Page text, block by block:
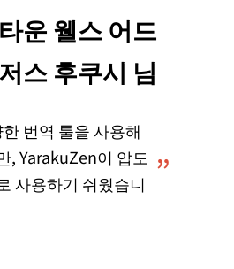
운 웰스 어드
스 후쿠시 님
번역 툴을 사용해
, YarakuZen이 압도
사용하기 쉬웠습니 ”